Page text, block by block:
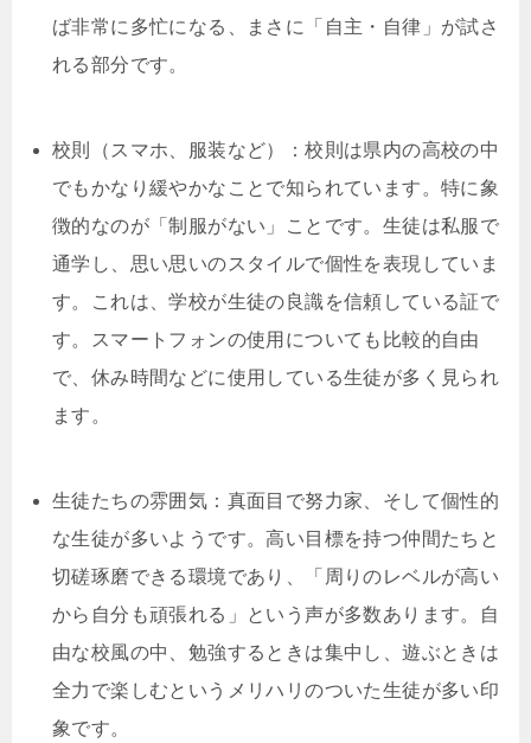
ば非常に多忙になる、まさに「自主・自律」が試さ
れる部分です。
校則（スマホ、服装など）：校則は県内の高校の中
でもかなり緩やかなことで知られています。特に象
徴的なのが「制服がない」ことです。生徒は私服で
通学し、思い思いのスタイルで個性を表現していま
す。これは、学校が生徒の良識を信頼している証で
す。スマートフォンの使用についても比較的自由
で、休み時間などに使用している生徒が多く見られ
ます。
生徒たちの雰囲気：真面目で努力家、そして個性的
な生徒が多いようです。高い目標を持つ仲間たちと
切磋琢磨できる環境であり、「周りのレベルが高い
から自分も頑張れる」という声が多数あります。自
由な校風の中、勉強するときは集中し、遊ぶときは
全力で楽しむというメリハリのついた生徒が多い印
象です。